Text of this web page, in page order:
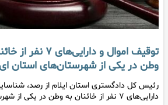
توقیف اموال و دارایی‌های ۷
وطن در یکی از شهرستان‌های استان
رئیس کل دادگستری استان ایلام از رصد،
دارایی‌های ۷ نفر از خائنان به وطن در یکی از شهرستان‌های…